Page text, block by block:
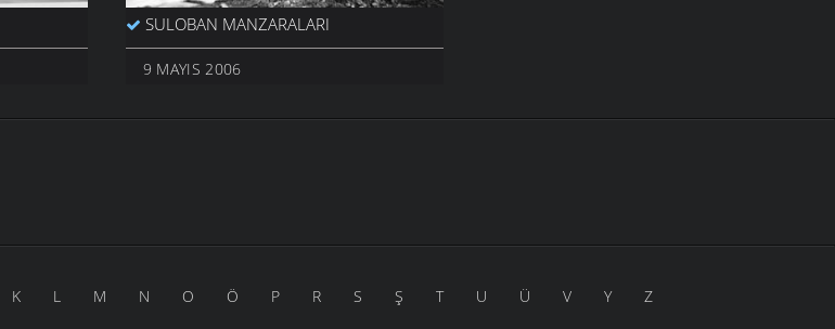
SULOBAN MANZARALARI
9 MAYIS 2006
K L M N O Ö P R S Ş T U Ü V Y Z